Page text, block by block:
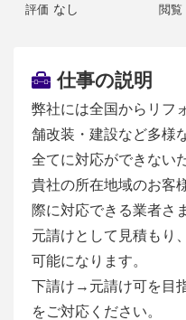
評価 なし 閲覧
仕事の説明
弊社には全国からリフ
舗改装・建設など多様
全てに対応ができない
貴社の所在地域のお客
際に対応できる業者さ
元請けとして見積もり
可能になります。
下請け→元請け可を目
をご対応ください。